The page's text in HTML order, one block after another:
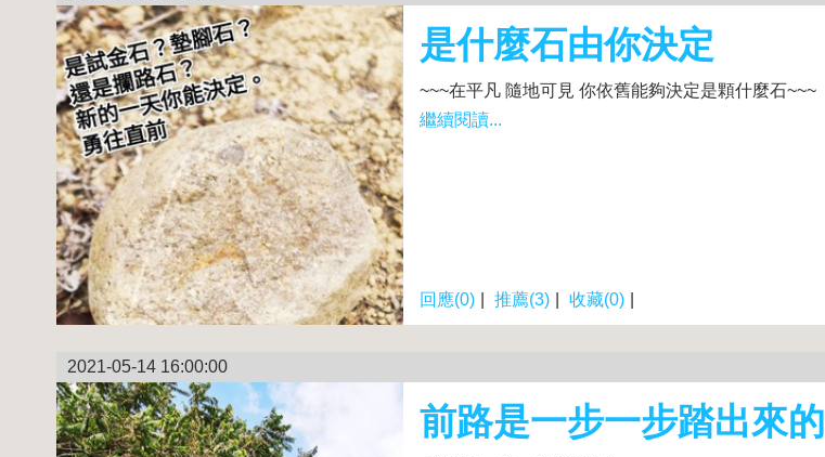
是什麼石由你決定
~~~在平凡 隨地可見 你依舊能夠決定是顆什麼石~~~
繼續閱讀...
回應(0) 推薦(3) 收藏(0)
2021-05-14 16:00:00
前路是一步一步踏出來的